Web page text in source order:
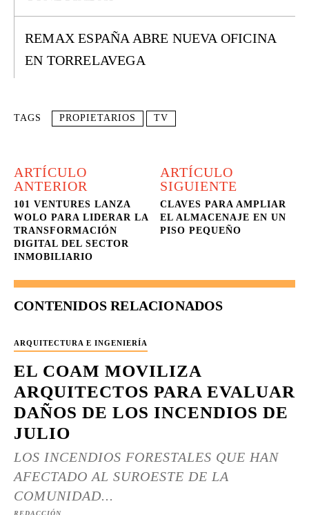
REMAX ESPAÑA ABRE NUEVA OFICINA
EN TORRELAVEGA
TAGS PROPIETARIOS TV
ARTÍCULO
ANTERIOR
101 VENTURES LANZA
WOLO PARA LIDERAR LA
TRANSFORMACIÓN
DIGITAL DEL SECTOR
INMOBILIARIO
ARTÍCULO
SIGUIENTE
CLAVES PARA AMPLIAR
EL ALMACENAJE EN UN
PISO PEQUEÑO
CONTENIDOS RELACIONADOS
ARQUITECTURA E INGENIERÍA
EL COAM MOVILIZA
ARQUITECTOS PARA EVALUAR
DAÑOS DE LOS INCENDIOS DE
JULIO
LOS INCENDIOS FORESTALES QUE HAN
AFECTADO AL SUROESTE DE LA
COMUNIDAD...
REDACCIÓN